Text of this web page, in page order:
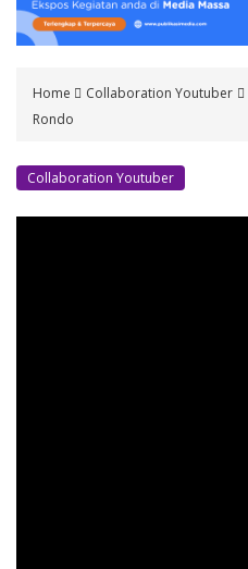
Home Collaboration Youtuber
Rondo
Collaboration Youtuber